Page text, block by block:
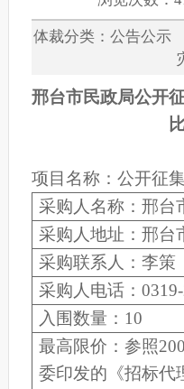
体裁分类：公告公示
邢台市民政局公开
项目名称： 公开征
采购人名称： 邢台
采购人地址： 邢台
采购联系人 ： 李策
采购人电话： 0319-
入围数量： 10
最高限价 ： 参照
委印发的《招标代